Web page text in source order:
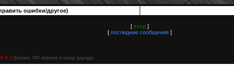
ошибки/другое)
[ вход ]
[ последние сообщения ]
(Баланс VIP игроков в конце раунда)